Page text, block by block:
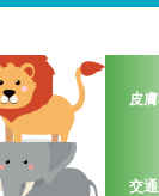
皮
交